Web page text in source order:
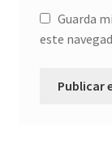
Guarda
este